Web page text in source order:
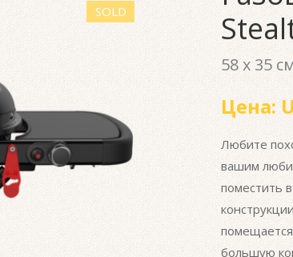
SOLD
58 х 35
Цена:
Любите
вашим
поместить
большую